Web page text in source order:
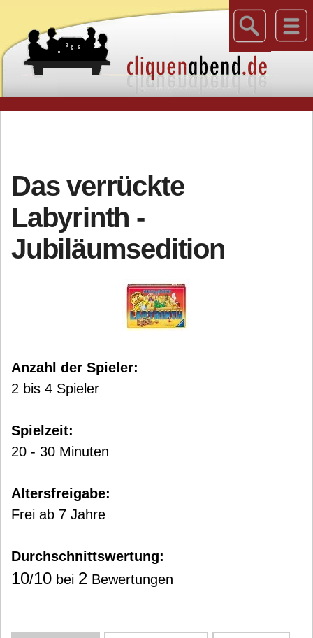
Das verrückte
Labyrinth -
Jubiläumsedition
Anzahl der Spieler:
2 bis 4 Spieler
Spielzeit:
20 - 30 Minuten
Altersfreigabe:
Frei ab 7 Jahre
Durchschnittswertung:
10/10 bei 2 Bewertungen